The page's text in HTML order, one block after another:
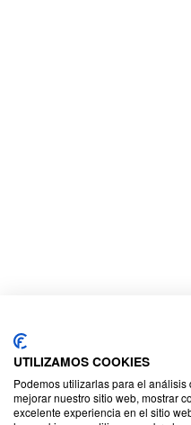
UTILIZAMOS COOKIES
Podemos utilizarlas para el
mejorar nuestro sitio web, mostrar
excelente experiencia en el sitio